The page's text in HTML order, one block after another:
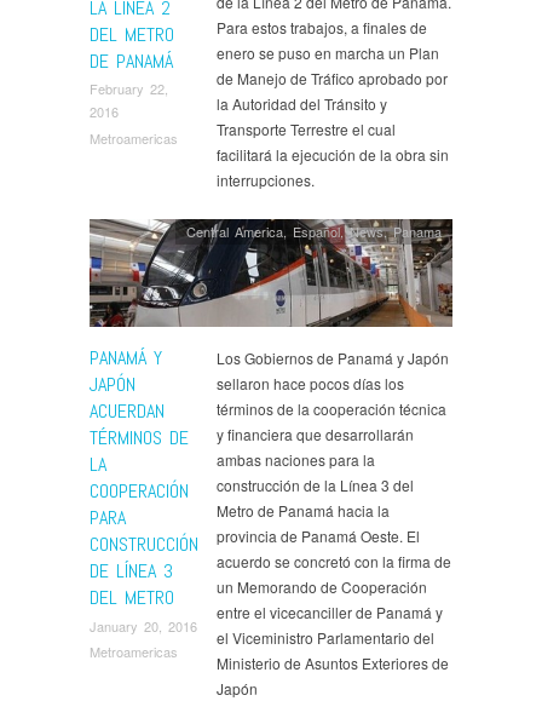
LA LÍNEA 2
DEL METRO
DE PANAMÁ
February 22,
2016
Metroamericas
Para estos trabajos, a finales de
enero se puso en marcha un Plan
de Manejo de Tráfico aprobado por
la Autoridad del Tránsito y
Transporte Terrestre el cual
facilitará la ejecución de la obra sin
interrupciones.
PANAMÁ Y
JAPÓN
ACUERDAN
TÉRMINOS DE
LA
COOPERACIÓN
PARA
CONSTRUCCIÓN
DE LÍNEA 3
DEL METRO
January 20, 2016
Metroamericas
Central America, Español,News,Panama
Los Gobiernos de Panamá y Japón
sellaron hace pocos días los
términos de la cooperación técnica
y financiera que desarrollarán
ambas naciones para la
construcción de la Línea 3 del
Metro de Panamá hacia la
provincia de Panamá Oeste. El
acuerdo se concretó con la firma de
un Memorando de Cooperación
entre el vicecanciller de Panamá y
el Viceministro Parlamentario del
Ministerio de Asuntos Exteriores de
Japón